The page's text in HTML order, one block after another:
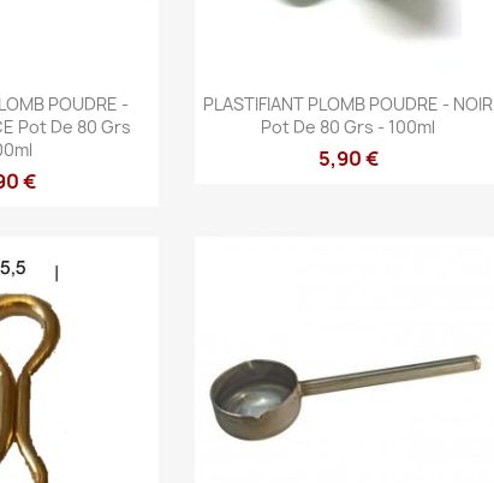
rapide
POUDRE -
Pot De 80 Grs
€
Aperçu rapide
PLASTIFIANT PLOMB POUDRE - NOIR
Pot De 80 Grs - 100ml
5,90 €